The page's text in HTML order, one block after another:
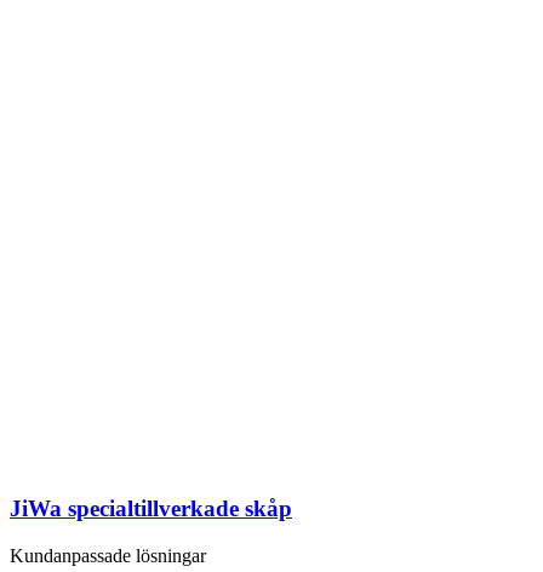
JiWa specialtillverkade skåp
Kundanpassade lösningar